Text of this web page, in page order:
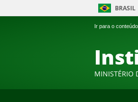
Ir para o conteúdo
BRASIL
MINISTÉRIO